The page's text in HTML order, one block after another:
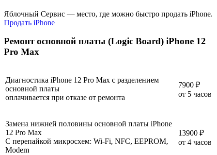
Яблочный Сервис — место, где можно быстро продать iPhone.
Продать iPhone
Ремонт основной платы (Logic Board) iPhone 12
Pro Max
Диагностика iPhone 12 Pro Max с разделением
основной платы
оплачивается при отказе от ремонта
7900 ₽
от 5 часов
Замена нижней половины основной платы iPhone
12 Pro Max
С перепайкой микросхем: Wi-Fi, NFC, EEPROM,
Modem
13900 ₽
от 4 часов